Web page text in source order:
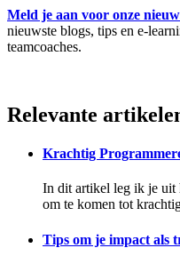
Meld je aan voor onze
nieuwste blogs, tips en e-
teamcoaches.
Relevante
Krachtig
In dit artikel leg ik je uit
om te komen tot
Tips om je impact als